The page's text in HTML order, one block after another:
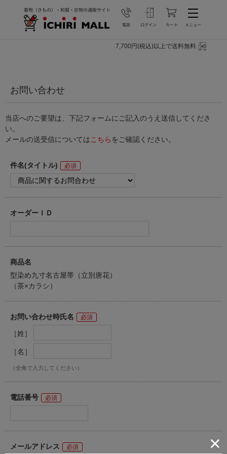
7,700円(税込)以上で送料無料
お問い合わせ
当店へのご要望は、下記フォームにご記入のうえ送信してくださ
い。
メールの送受信については こちら をご確認ください。
件名(タイトル)
オーダーＩＤ
商品名
型染め九寸名古屋帯（立別唐花）
（茶×カラシ）
お問い合わせ時氏名
［姓］
［名］
（全角で入力してください）
電話番号
メールアドレス